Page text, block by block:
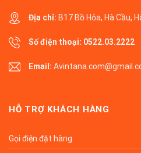
Địa chỉ: B17 Bồ Hỏa, Hà Cầu,
Số điện thoại: 0522.03.2222
Email:
HỖ TRỢ KHÁCH HÀNG
Gọi điện đặt hàng